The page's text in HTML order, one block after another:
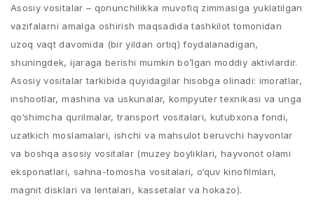
Asosiy vositalar – qonunchilikka muvofiq zimmasiga yuklatilgan
vazifalarni amalga oshirish maqsadida tashkilot tomonidan
uzoq vaqt davomida (bir yildan ortiq) foydalanadigan,
shuningdek, ijaraga berishi mumkin bo’lgan moddiy aktivlardir.
Asosiy vositalar tarkibida quyidagilar hisobga olinadi: imoratlar,
inshootlar, mashina va uskunalar, kompyuter texnikasi va unga
qo‘shimcha qurilmalar, transport vositalari, kutubxona fondi,
uzatkich moslamalari, ishchi va mahsulot beruvchi hayvonlar
va boshqa asosiy vositalar (muzey boyliklari, hayvonot olami
eksponatlari, sahna-tomosha vositalari, o‘quv kinofilmlari,
magnit disklari va lentalari, kassetalar va hokazo).